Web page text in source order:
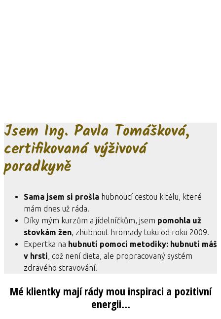
Jsem Ing. Pavla Tomášková,
certifikovaná výživová
poradkyně
Sama jsem si prošla hubnoucí cestou k tělu, které
mám dnes už ráda.
Díky mým kurzům a jídelníčkům, jsem pomohla už
stovkám žen , zhubnout hromady tuku od roku 2009.
Expertka na hubnutí pomocí metodiky: hubnutí máš
v hrsti , což není dieta, ale propracovaný systém
zdravého stravování.
Mé klientky mají rády mou inspiraci a pozitivní
energii...